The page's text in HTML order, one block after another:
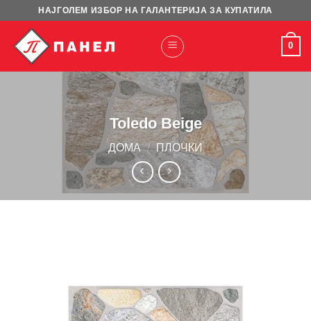
content
НАЈГОЛЕМ ИЗБОР НА ГАЛАНТЕРИЈА ЗА КУПАТИЛА
0
Toledo Beige
ДОМА / ПЛОЧКИ